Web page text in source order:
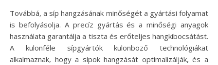
Továbbá, a síp hangzásának minőségét a gyártási folyamat
is befolyásolja. A precíz gyártás és a minőségi anyagok
használata garantálja a tiszta és erőteljes hangkibocsátást.
A különféle sípgyártók különböző technológiákat
alkalmaznak, hogy a sípok hangzását optimalizálják, és a